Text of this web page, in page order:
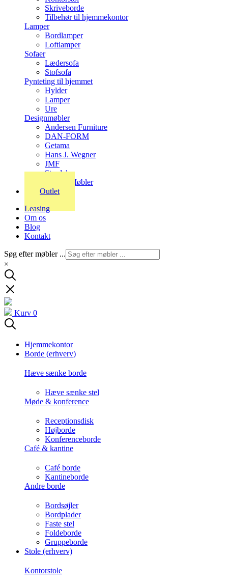
Skriveborde
Tilbehør til hjemmekontor
Lamper
Bordlamper
Loftlamper
Sofaer
Lædersofa
Stofsofa
Pynteting til hjemmet
Hylder
Lamper
Ure
Designmøbler
Andersen Furniture
DAN-FORM
Getama
Hans J. Wegner
JMF
Stordal
Stouby Møbler
Outlet
Leasing
Om os
Blog
Kontakt
Søg efter møbler ...
×
Kurv 0
Hjemmekontor
Borde (erhverv)
Hæve sænke borde
Hæve sænke stel
Møde & konference
Receptionsdisk
Højborde
Konferenceborde
Café & kantine
Café borde
Kantineborde
Andre borde
Bordsøjler
Bordplader
Faste stel
Foldeborde
Gruppeborde
Stole (erhverv)
Kontorstole